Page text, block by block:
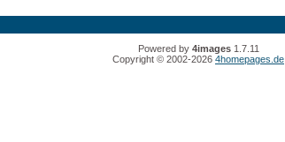
Powered by 4images1.7.11
Copyright © 2002-2026 4homepages.de